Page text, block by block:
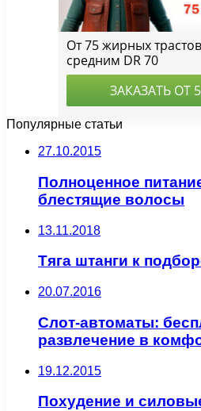
Популярные статьи
27.10.2015
Полноценное
блестящие волосы
13.11.2018
Тяга штанги к
20.07.2016
Слот-автоматы:
развлечение в
19.12.2015
Похудение и